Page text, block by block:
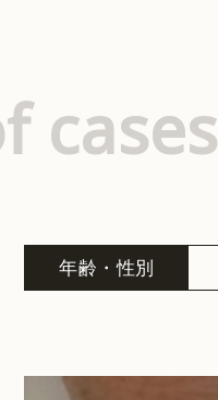
cases
年齢・性別